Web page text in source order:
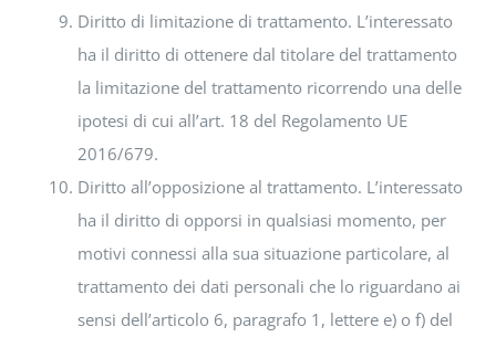
Diritto di limitazione di trattamento. L’interessato
ha il diritto di ottenere dal titolare del trattamento
la limitazione del trattamento ricorrendo una delle
ipotesi di cui all’art. 18 del Regolamento UE
2016/679.
Diritto all’opposizione al trattamento. L’interessato
ha il diritto di opporsi in qualsiasi momento, per
motivi connessi alla sua situazione particolare, al
trattamento dei dati personali che lo riguardano ai
sensi dell’articolo 6, paragrafo 1, lettere e) o f) del